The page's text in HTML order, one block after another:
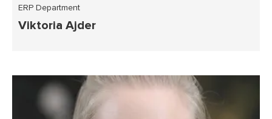
ERP Department
Viktoria Ajder